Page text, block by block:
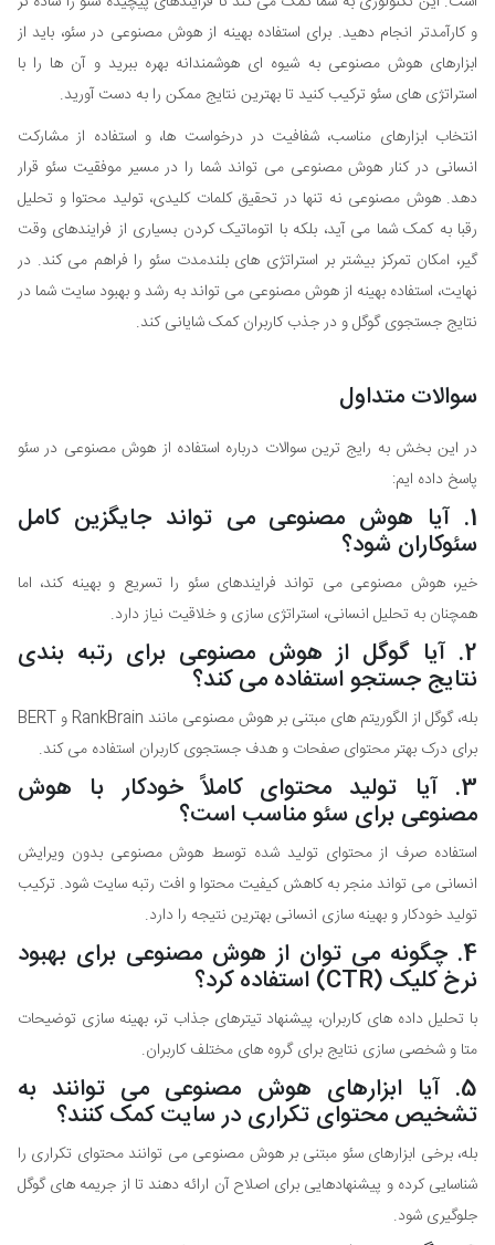
و کارآمدتر انجام دهید. برای استفاده بهینه از هوش مصنوعی در سئو، باید از
ابزارهای هوش مصنوعی به شیوه ای هوشمندانه بهره ببرید و آن ها را با
استراتژی های سئو ترکیب کنید تا بهترین نتایج ممکن را به دست آورید.
انتخاب ابزارهای مناسب، شفافیت در درخواست ها، و استفاده از مشارکت
انسانی در کنار هوش مصنوعی می تواند شما را در مسیر موفقیت سئو قرار
دهد. هوش مصنوعی نه تنها در تحقیق کلمات کلیدی، تولید محتوا و تحلیل
رقبا به کمک شما می آید، بلکه با اتوماتیک کردن بسیاری از فرایندهای وقت
گیر، امکان تمرکز بیشتر بر استراتژی های بلندمدت سئو را فراهم می کند. در
نهایت، استفاده بهینه از هوش مصنوعی می تواند به رشد و بهبود سایت شما در
نتایج جستجوی گوگل و در جذب کاربران کمک شایانی کند.
سوالات متداول
در این بخش به رایج ترین سوالات درباره استفاده از هوش مصنوعی در سئو
پاسخ داده ایم:
1. آیا هوش مصنوعی می تواند جایگزین کامل
سئوکاران شود؟
خیر، هوش مصنوعی می تواند فرایندهای سئو را تسریع و بهینه کند، اما
همچنان به تحلیل انسانی، استراتژی سازی و خلاقیت نیاز دارد.
2. آیا گوگل از هوش مصنوعی برای رتبه بندی
نتایج جستجو استفاده می کند؟
بله، گوگل از الگوریتم های مبتنی بر هوش مصنوعی مانند RankBrain و BERT
برای درک بهتر محتوای صفحات و هدف جستجوی کاربران استفاده می کند.
3. آیا تولید محتوای کاملاً خودکار با هوش
مصنوعی برای سئو مناسب است؟
استفاده صرف از محتوای تولید شده توسط هوش مصنوعی بدون ویرایش
انسانی می تواند منجر به کاهش کیفیت محتوا و افت رتبه سایت شود. ترکیب
تولید خودکار و بهینه سازی انسانی بهترین نتیجه را دارد.
4. چگونه می توان از هوش مصنوعی برای بهبود
نرخ کلیک (CTR) استفاده کرد؟
با تحلیل داده های کاربران، پیشنهاد تیترهای جذاب تر، بهینه سازی توضیحات
متا و شخصی سازی نتایج برای گروه های مختلف کاربران.
5. آیا ابزارهای هوش مصنوعی می توانند به
تشخیص محتوای تکراری در سایت کمک کنند؟
بله، برخی ابزارهای سئو مبتنی بر هوش مصنوعی می توانند محتوای تکراری را
شناسایی کرده و پیشنهادهایی برای اصلاح آن ارائه دهند تا از جریمه های گوگل
جلوگیری شود.